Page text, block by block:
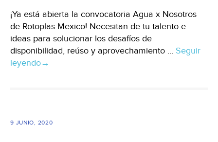
¡Ya está abierta la convocatoria Agua x Nosotros
de Rotoplas Mexico! Necesitan de tu talento e
ideas para solucionar los desafíos de
disponibilidad, reúso y aprovechamiento ... Seguir
leyendo→
9 JUNIO, 2020